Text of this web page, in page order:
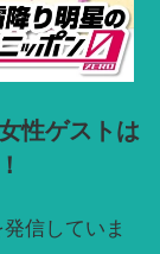
性ゲストは
信していま